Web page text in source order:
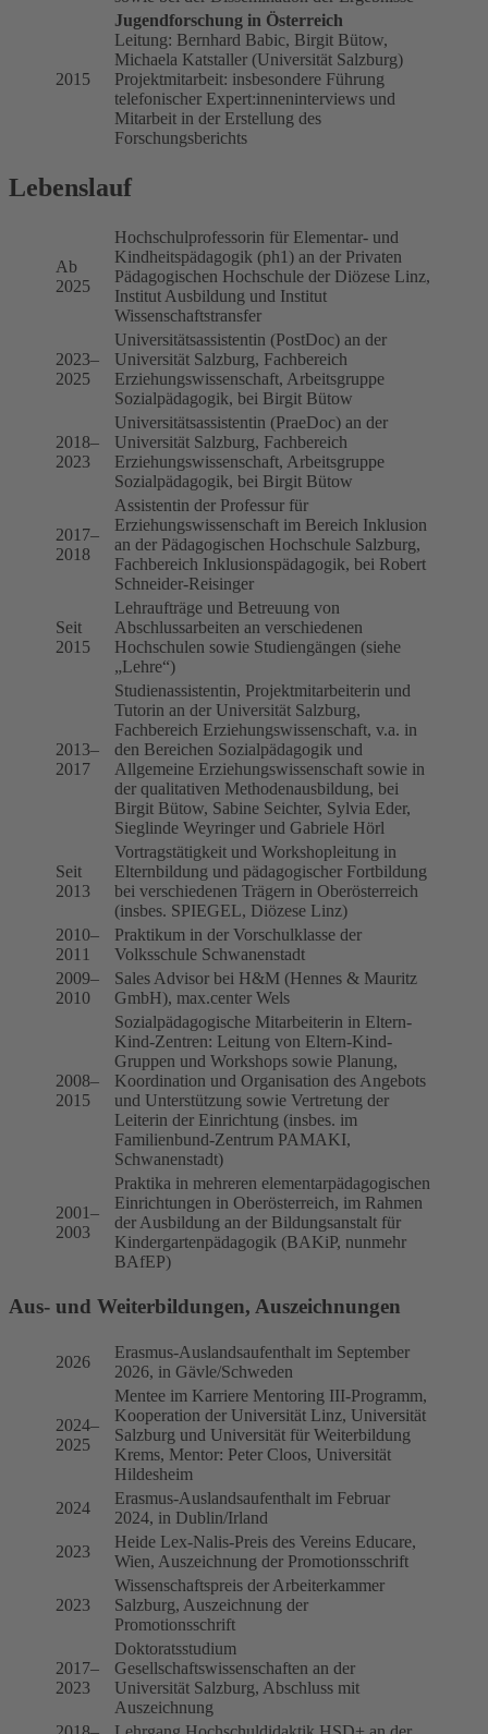
2015
Jugendforschung in Österreich
Leitung: Bernhard Babic, Birgit Bütow,
Michaela Katstaller (Universität Salzburg)
Projektmitarbeit: insbesondere Führung
telefonischer Expert:inneninterviews und
Mitarbeit in der Erstellung des
Forschungsberichts
Lebenslauf
Ab
2025
Hochschulprofessorin für Elementar- und
Kindheitspädagogik (ph1) an der Privaten
Pädagogischen Hochschule der Diözese Linz,
Institut Ausbildung und Institut
Wissenschaftstransfer
2023–
2025
Universitätsassistentin (PostDoc) an der
Universität Salzburg, Fachbereich
Erziehungswissenschaft, Arbeitsgruppe
Sozialpädagogik, bei Birgit Bütow
2018–
2023
Universitätsassistentin (PraeDoc) an der
Universität Salzburg, Fachbereich
Erziehungswissenschaft, Arbeitsgruppe
Sozialpädagogik, bei Birgit Bütow
2017–
2018
Assistentin der Professur für
Erziehungswissenschaft im Bereich Inklusion
an der Pädagogischen Hochschule Salzburg,
Fachbereich Inklusionspädagogik, bei Robert
Schneider-Reisinger
Seit
2015
Lehraufträge und Betreuung von
Abschlussarbeiten an verschiedenen
Hochschulen sowie Studiengängen (siehe
„Lehre“)
2013–
2017
Studienassistentin, Projektmitarbeiterin und
Tutorin an der Universität Salzburg,
Fachbereich Erziehungswissenschaft, v.a. in
den Bereichen Sozialpädagogik und
Allgemeine Erziehungswissenschaft sowie in
der qualitativen Methodenausbildung, bei
Birgit Bütow, Sabine Seichter, Sylvia Eder,
Sieglinde Weyringer und Gabriele Hörl
Seit
2013
Vortragstätigkeit und Workshopleitung in
Elternbildung und pädagogischer Fortbildung
bei verschiedenen Trägern in Oberösterreich
(insbes. SPIEGEL, Diözese Linz)
2010–
2011
Praktikum in der Vorschulklasse der
Volksschule Schwanenstadt
2009–
2010
Sales Advisor bei H&M (Hennes & Mauritz
GmbH), max.center Wels
2008–
2015
Sozialpädagogische Mitarbeiterin in Eltern-
Kind-Zentren: Leitung von Eltern-Kind-
Gruppen und Workshops sowie Planung,
Koordination und Organisation des Angebots
und Unterstützung sowie Vertretung der
Leiterin der Einrichtung (insbes. im
Familienbund-Zentrum PAMAKI,
Schwanenstadt)
2001–
2003
Praktika in mehreren elementarpädagogischen
Einrichtungen in Oberösterreich, im Rahmen
der Ausbildung an der Bildungsanstalt für
Kindergartenpädagogik (BAKiP, nunmehr
BAfEP)
Aus- und Weiterbildungen, Auszeichnungen
2026
Erasmus-Auslandsaufenthalt im September
2026, in Gävle/Schweden
2024–
2025
Mentee im Karriere Mentoring III-Programm,
Kooperation der Universität Linz, Universität
Salzburg und Universität für Weiterbildung
Krems, Mentor: Peter Cloos, Universität
Hildesheim
2024
Erasmus-Auslandsaufenthalt im Februar
2024, in Dublin/Irland
2023
Heide Lex-Nalis-Preis des Vereins Educare,
Wien, Auszeichnung der Promotionsschrift
2023
Wissenschaftspreis der Arbeiterkammer
Salzburg, Auszeichnung der
Promotionsschrift
2017–
2023
Doktoratsstudium
Gesellschaftswissenschaften an der
Universität Salzburg, Abschluss mit
Auszeichnung